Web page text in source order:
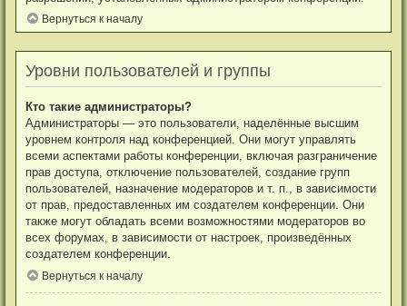
Вернуться к началу
Уровни пользователей и группы
Кто такие администраторы?
Администраторы — это пользователи, наделённые высшим
уровнем контроля над конференцией. Они могут управлять
всеми аспектами работы конференции, включая разграничение
прав доступа, отключение пользователей, создание групп
пользователей, назначение модераторов и т. п., в зависимости
от прав, предоставленных им создателем конференции. Они
также могут обладать всеми возможностями модераторов во
всех форумах, в зависимости от настроек, произведённых
создателем конференции.
Вернуться к началу